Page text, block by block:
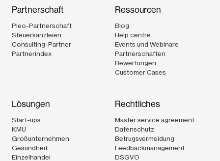
Partnerschaft
Pleo-Partnerschaft
Steuerkanzleien
Consulting-Partner
Partnerindex
Ressourcen
Blog
Help centre
Events und Webinare
Partnerschaften
Bewertungen
Customer Cases
Lösungen
Start-ups
KMU
Großunternehmen
Gesundheit
Einzelhandel
Rechtliches
Master service agreement
Datenschutz
Betrugsvermeidung
Feedbackmanagement
DSGVO